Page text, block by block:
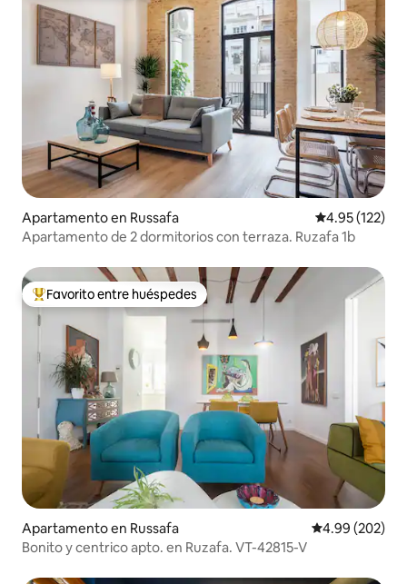
Apartamento en Russafa Calificación
4.95 (122)
Apartamento de 2 dormitorios con terraza. Ruzafa 1b
Favorito entre huéspedes preferido
Favorito entre huéspedes
Apartamento en Russafa Calificación
4.99 (202)
Bonito y centrico apto. en Ruzafa. VT-42815-V